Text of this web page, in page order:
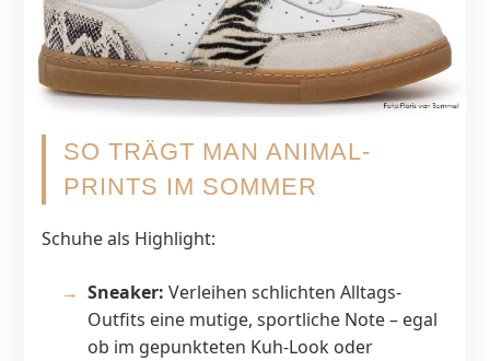
SO TRÄGT MAN ANIMAL-
PRINTS IM SOMMER
Schuhe als Highlight:
Sneaker: Verleihen schlichten Alltags-
Outfits eine mutige, sportliche Note – egal
ob im gepunkteten Kuh-Look oder